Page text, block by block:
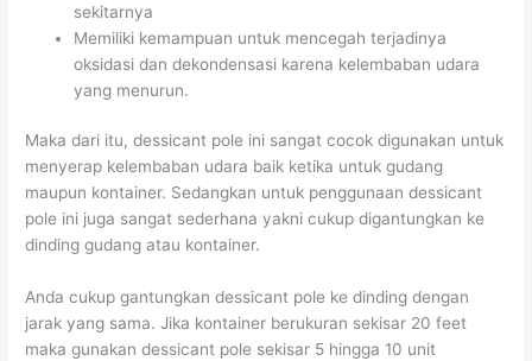
sekitarnya
Memiliki kemampuan untuk mencegah terjadinya
oksidasi dan dekondensasi karena kelembaban udara
yang menurun.
Maka dari itu, dessicant pole ini sangat cocok digunakan untuk
menyerap kelembaban udara baik ketika untuk gudang
maupun kontainer. Sedangkan untuk penggunaan dessicant
pole ini juga sangat sederhana yakni cukup digantungkan ke
dinding gudang atau kontainer.
Anda cukup gantungkan dessicant pole ke dinding dengan
jarak yang sama. Jika kontainer berukuran sekisar 20 feet
maka gunakan dessicant pole sekisar 5 hingga 10 unit